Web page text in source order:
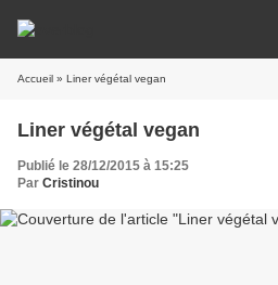
Accueil » Liner végétal vegan
Liner végétal vegan
Publié le 28/12/2015 à 15:25
Par Cristinou